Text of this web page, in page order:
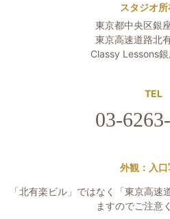
スタジオ
東京都中央区銀
東京高速道路北
Classy Lessons
TEL
03-
外観：入
「北有楽ビル」ではなく「東京高速
ますのでご注意